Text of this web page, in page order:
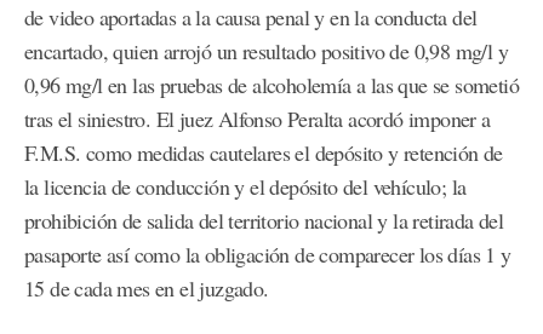
de video aportadas a la causa penal y en la conducta del
encartado, quien arrojó un resultado positivo de 0,98 mg/l y
0,96 mg/l en las pruebas de alcoholemía a las que se sometió
tras el siniestro. El juez Alfonso Peralta acordó imponer a
F.M.S. como medidas cautelares el depósito y retención de
la licencia de conducción y el depósito del vehículo; la
prohibición de salida del territorio nacional y la retirada del
pasaporte así como la obligación de comparecer los días 1 y
15 de cada mes en el juzgado.